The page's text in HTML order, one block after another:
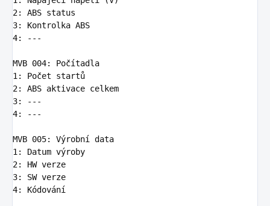
2:
ABS status
3:
Kontrolka ABS
4: ---
MVB 004:
Počítadla
1 :
Počet startů
2:
ABS aktivace celkem
3:
---
4: ---
MVB 005:
Výrobní data
1 :
Datum výroby
2:
HW verze
3:
SW verze
4: Kódování